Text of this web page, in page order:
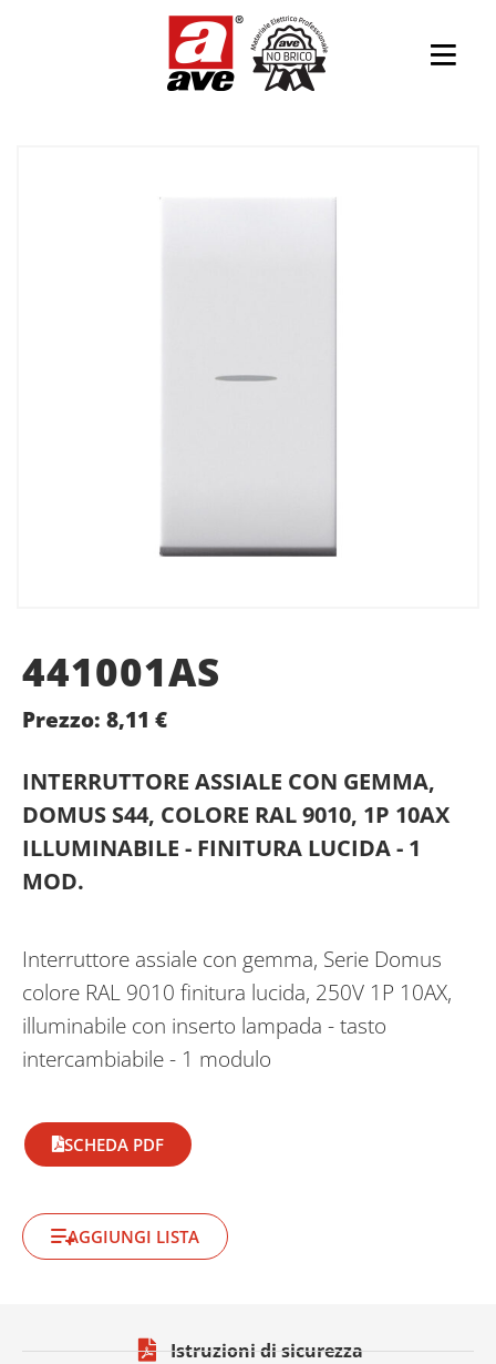
441001AS
Prezzo: 8,11 €
INTERRUTTORE ASSIALE CON GEMMA,
DOMUS S44, COLORE RAL 9010, 1P 10AX
ILLUMINABILE - FINITURA LUCIDA - 1
MOD.
Interruttore assiale con gemma, Serie Domus
colore RAL 9010 finitura lucida, 250V 1P 10AX,
illuminabile con inserto lampada - tasto
intercambiabile - 1 modulo
SCHEDA PDF
AGGIUNGI LISTA
Istruzioni di sicurezza